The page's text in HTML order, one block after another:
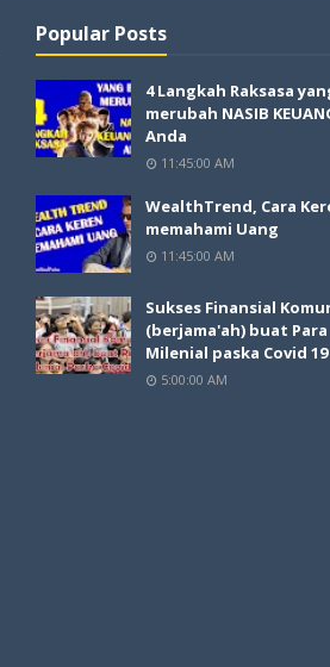
Popular Posts
4 Langkah Raksasa
merubah NASIB
Anda
11:45:00 AM
WealthTrend, Cara
memahami Uang
11:45:00 AM
Sukses Finansial
(berjama'ah) buat Para
Milenial paska Covid 19
5:00:00 AM